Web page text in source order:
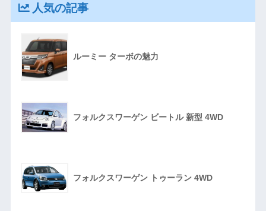
人気の記事
ルーミー ターボの魅力
フォルクスワーゲン ビートル 新型 4WD
フォルクスワーゲン トゥーラン 4WD